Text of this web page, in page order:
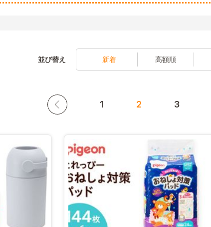
並び替え 新着 高額順
1 2 3